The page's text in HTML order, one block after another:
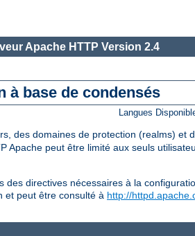
Apache HTTP Version 2.4
base de condensés
Langues
des domaines de protection (realms) et
Apache peut être limité aux seuls
directives nécessaires à la
et peut être consulté à http://